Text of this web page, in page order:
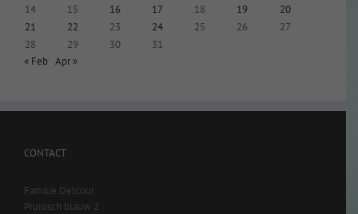
14
15 16 17 18 19
20
21
22 23 24 25 26
27
28
29 30
31
« Feb Apr »
CONTACT
Familie Delcour
Pruisisch blauw 2